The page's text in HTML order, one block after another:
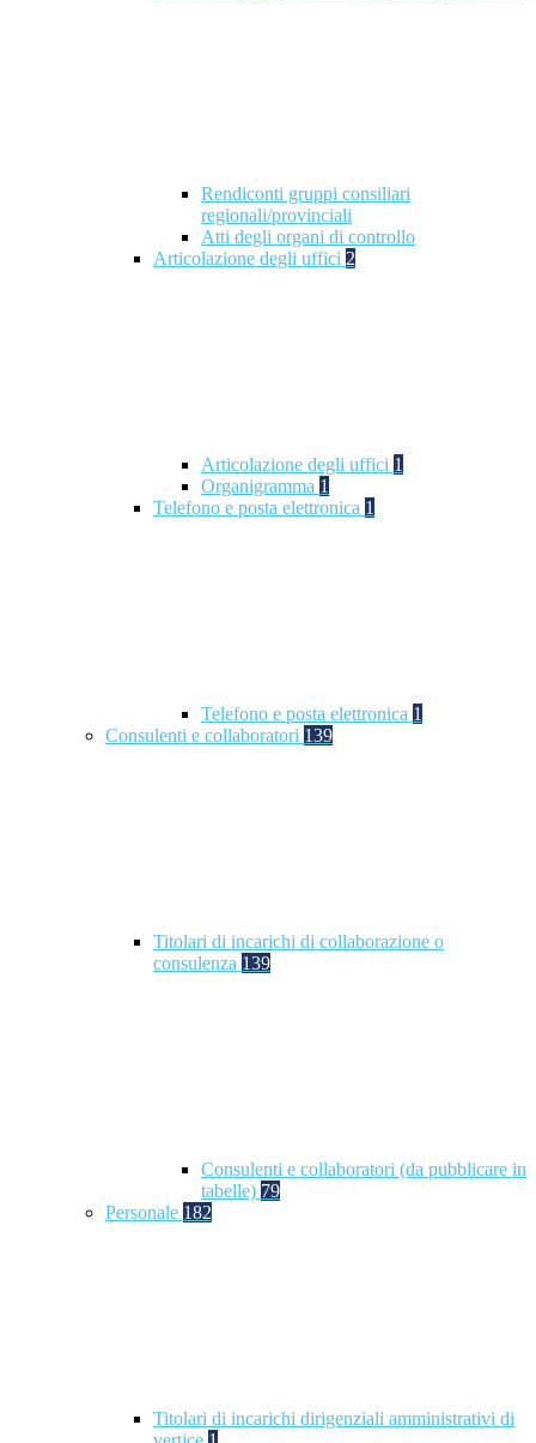
Rendiconti gruppi consiliari
regionali/provinciali
Atti degli organi di controllo
Articolazione degli uffici 2
Articolazione degli uffici 1
Organigramma 1
Telefono e posta elettronica 1
Telefono e posta elettronica 1
Consulenti e collaboratori 139
Titolari di incarichi di collaborazione o
consulenza 139
Consulenti e collaboratori (da pubblicare in
tabelle) 79
Personale 182
Titolari di incarichi dirigenziali amministrativi di